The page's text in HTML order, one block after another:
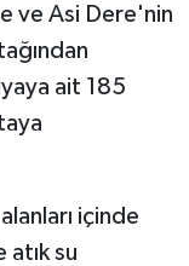
ve Asi Dere'nin
ait 185
içinde
atık su